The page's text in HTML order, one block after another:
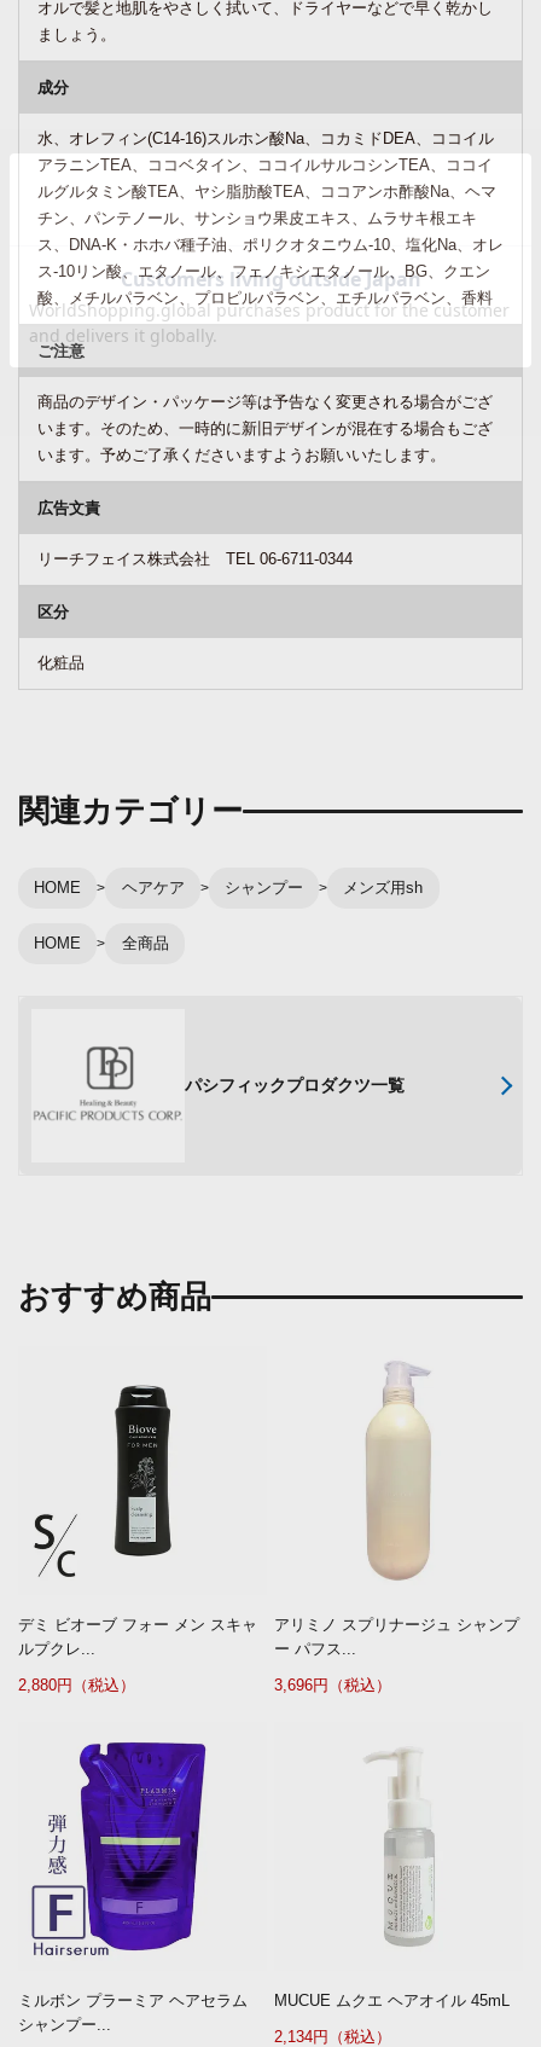
オルで髪と地肌をやさしく拭いて、ドライヤーなどで早く乾かし
ましょう。
成分
水、オレフィン(C14-16)スルホン酸Na、コカミドDEA、ココイル
アラニンTEA、ココベタイン、ココイルサルコシンTEA、ココイ
ルグルタミン酸TEA、ヤシ脂肪酸TEA、ココアンホ酢酸Na、ヘマ
チン、パンテノール、サンショウ果皮エキス、ムラサキ根エキ
ス、DNA-K・ホホバ種子油、ポリクオタニウム-10、塩化Na、オレ
ス-10リン酸、エタノール、フェノキシエタノール、BG、クエン
酸、メチルパラベン、プロピルパラベン、エチルパラベン、香料
ご注意
商品のデザイン・パッケージ等は予告なく変更される場合がござ
います。そのため、一時的に新旧デザインが混在する場合もござ
います。予めご了承くださいますようお願いいたします。
広告文責
リーチフェイス株式会社 TEL 06-6711-0344
区分
化粧品
関連カテゴリー
HOME ヘアケア シャンプー メンズ用sh
HOME 全商品
パシフィックプロダクツ一覧
おすすめ商品
デミ ビオーブ フォー メン スキャ
ルプクレ...
2,880円（税込）
アリミノ スプリナージュ シャンプ
ー パフス...
3,696円（税込）
ミルボン プラーミア ヘアセラム
シャンプー...
MUCUE ムクエ ヘアオイル 45mL
2,134円（税込）